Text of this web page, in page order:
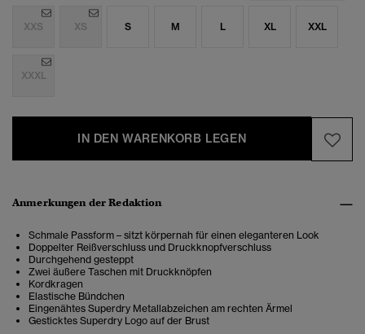
XXS XS S M L XL XXL
XXXL
IN DEN WARENKORB LEGEN
Anmerkungen der Redaktion
Schmale Passform – sitzt körpernah für einen eleganteren Look
Doppelter Reißverschluss und Druckknopfverschluss
Durchgehend gesteppt
Zwei äußere Taschen mit Druckknöpfen
Kordkragen
Elastische Bündchen
Eingenähtes Superdry Metallabzeichen am rechten Ärmel
Gesticktes Superdry Logo auf der Brust